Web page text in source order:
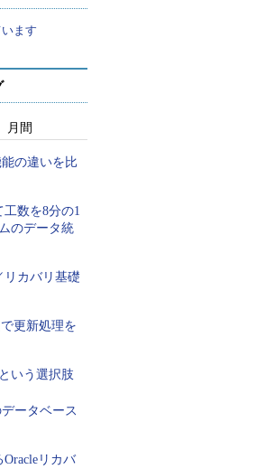
ます
月間
能の違いを比
工数を8分の1
のデータ統
リカバリ基礎
更新処理を
という選択肢
ータベース
リカバ